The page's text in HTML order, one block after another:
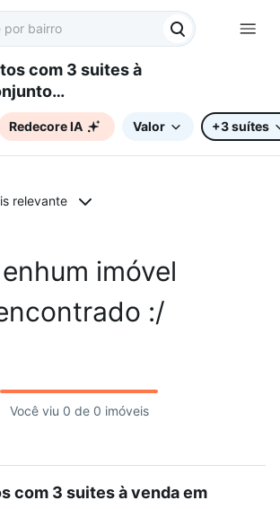
com 3 suites à
de Mesquita
SP
Redecore IA Valor +3 suítes
relevante
imóvel
:/
Você viu 0 de 0 imóveis
com 3 suites à venda em